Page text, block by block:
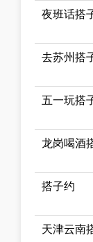
夜班话搭
去苏州搭
五一玩搭
龙岗喝酒
搭子约
天津云南